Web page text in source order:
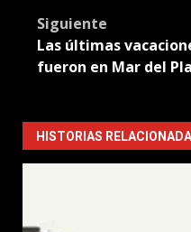
Siguiente
Las últimas
fueron en Mar del
HISTORIAS